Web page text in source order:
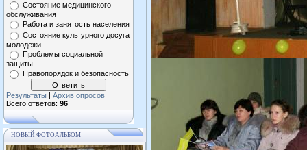
Состояние медицинского
обслуживания
Работа и занятость населения
Состояние культурного досуга
молодёжи
Проблемы социальной
защиты
Правопорядок и безопасность
Результаты | Архив опросов
Всего ответов: 96
НОВЫЙ ФОТОАЛЬБОМ